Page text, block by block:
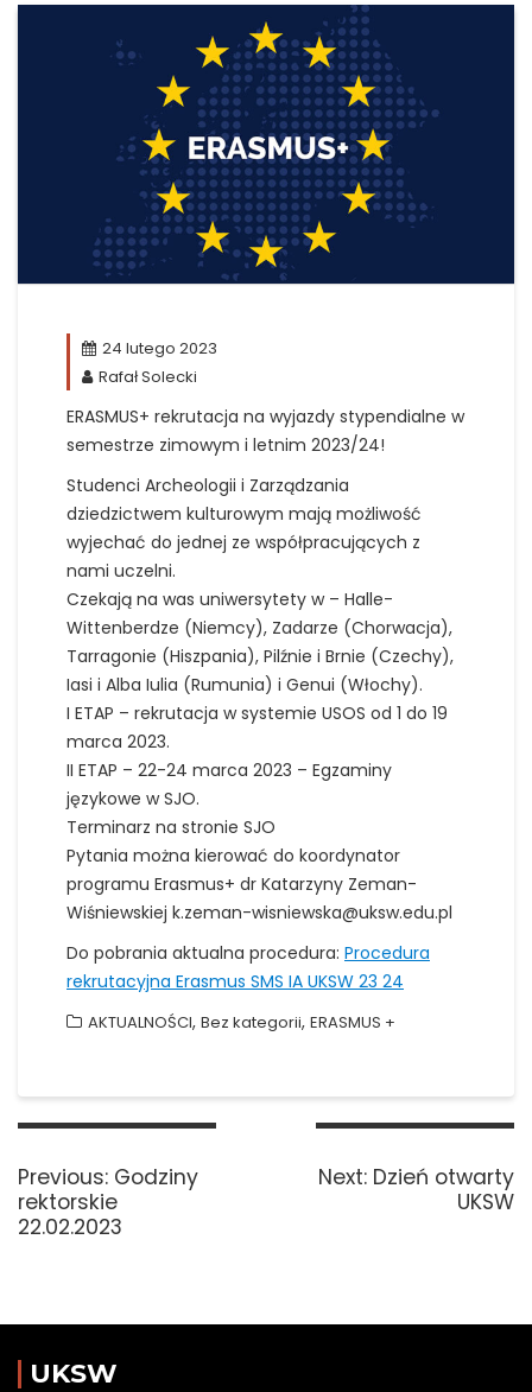
24 lutego 2023
Rafał Solecki
ERASMUS+ rekrutacja na wyjazdy stypendialne w
semestrze zimowym i letnim 2023/24!
Studenci Archeologii i Zarządzania
dziedzictwem kulturowym mają możliwość
wyjechać do jednej ze współpracujących z
nami uczelni.
Czekają na was uniwersytety w – Halle-
Wittenberdze (Niemcy), Zadarze (Chorwacja),
Tarragonie (Hiszpania), Pilźnie i Brnie (Czechy),
Iasi i Alba Iulia (Rumunia) i Genui (Włochy).
I ETAP – rekrutacja w systemie USOS od 1 do 19
marca 2023.
II ETAP – 22-24 marca 2023 – Egzaminy
językowe w SJO.
Terminarz na stronie SJO
Pytania można kierować do koordynator
programu Erasmus+ dr Katarzyny Zeman-
Wiśniewskiej k.zeman-wisniewska@uksw.edu.pl
Do pobrania aktualna procedura: Procedura
rekrutacyjna Erasmus SMS IA UKSW 23 24
AKTUALNOŚCI, Bez kategorii, ERASMUS +
Nawigacja
Previous: Previous
post:
Godziny
rektorskie
22.02.2023
Next: Next
Dzień otwarty
UKSW
UKSW